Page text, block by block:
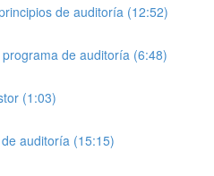
de auditoría (12:52)
de auditoría (6:48)
(1:03)
auditoría (15:15)